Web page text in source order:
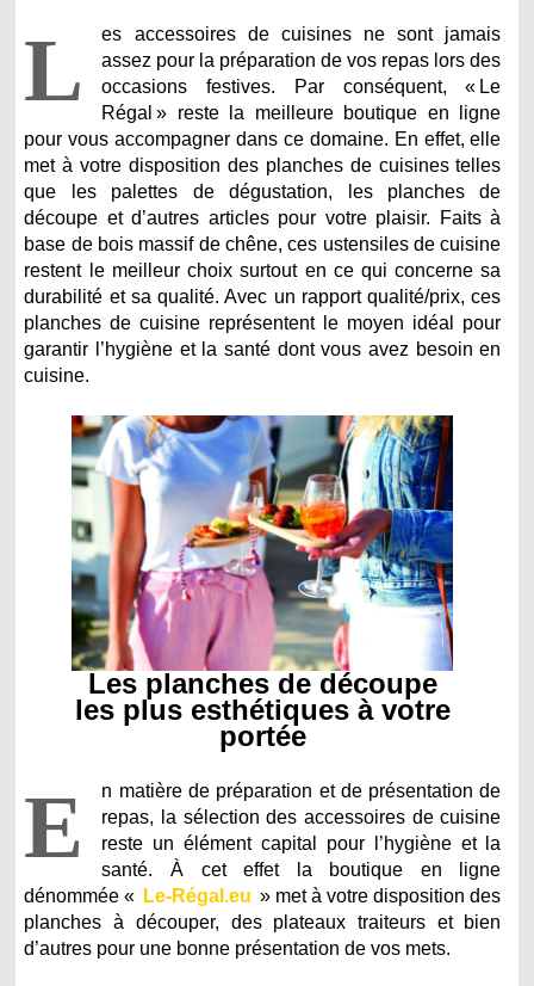
L
es accessoires de cuisines ne sont jamais
assez pour la préparation de vos repas lors des
occasions festives. Par conséquent, « Le
Régal » reste la meilleure boutique en ligne
pour vous accompagner dans ce domaine. En effet, elle
met à votre disposition des planches de cuisines telles
que les palettes de dégustation, les planches de
découpe et d’autres articles pour votre plaisir. Faits à
base de bois massif de chêne, ces ustensiles de cuisine
restent le meilleur choix surtout en ce qui concerne sa
durabilité et sa qualité. Avec un rapport qualité/prix, ces
planches de cuisine représentent le moyen idéal pour
garantir l’hygiène et la santé dont vous avez besoin en
cuisine.
Les planches de découpe
les plus esthétiques à votre
portée
E
n matière de préparation et de présentation de
repas, la sélection des accessoires de cuisine
reste un élément capital pour l’hygiène et la
santé. À cet effet la boutique en ligne
dénommée « Le-Régal.eu » met à votre disposition des
planches à découper, des plateaux traiteurs et bien
d’autres pour une bonne présentation de vos mets.